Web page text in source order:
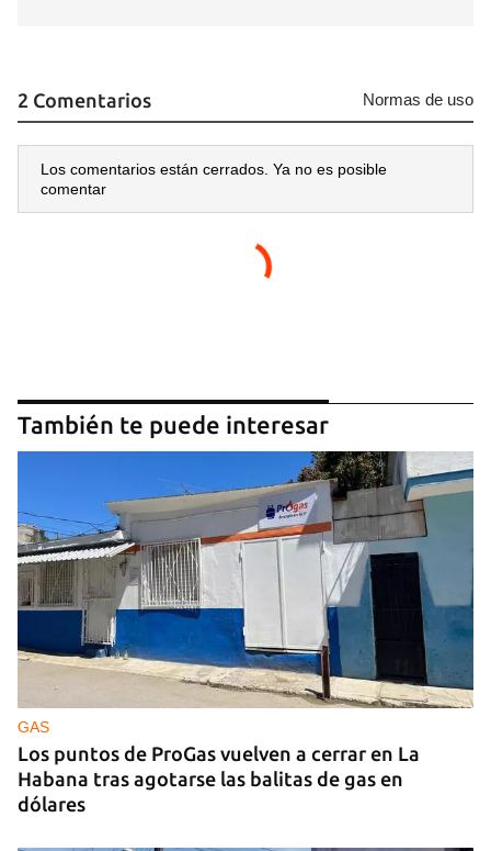
2 Comentarios Normas de uso
Los comentarios están cerrados. Ya no es posible
comentar
También te puede interesar
GAS
Los puntos de ProGas vuelven a cerrar en La
Habana tras agotarse las balitas de gas en
dólares